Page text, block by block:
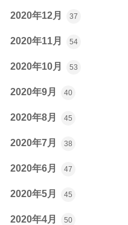
2020年12月 37
2020年11月 54
2020年10月 53
2020年9月 40
2020年8月 45
2020年7月 38
2020年6月 47
2020年5月 45
2020年4月 50